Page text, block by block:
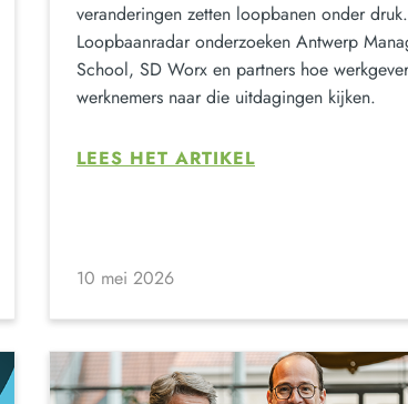
veranderingen zetten loopbanen onder
Loopbaanradar onderzoeken Antwerp
School, SD Worx en partners hoe
werknemers naar die uitdagingen kijken.
LEES HET ARTIKEL
10 mei 2026